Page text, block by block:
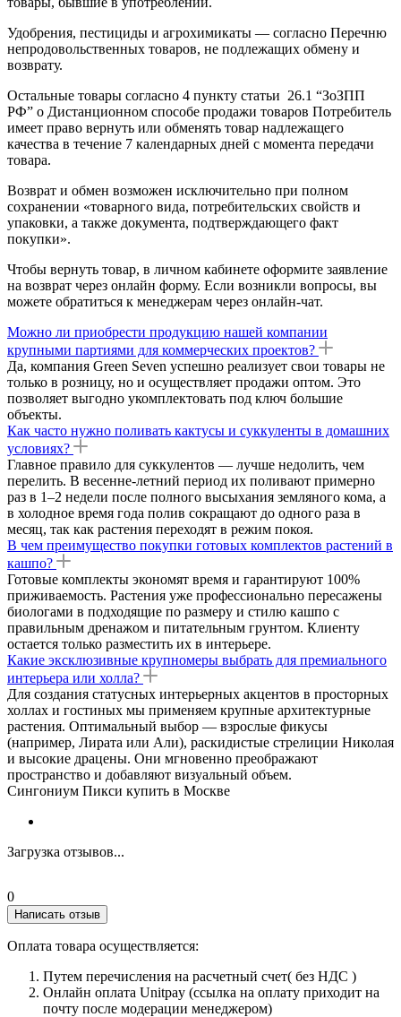
Удобрения, пестициды и агрохимикаты — согласно Перечню
непродовольственных товаров, не подлежащих обмену и
возврату.
Остальные товары согласно 4 пункту статьи 26.1 “ЗоЗПП
РФ” о Дистанционном способе продажи товаров Потребитель
имеет право вернуть или обменять товар надлежащего
качества в течение 7 календарных дней с момента передачи
товара.
Возврат и обмен возможен исключительно при полном
сохранении «товарного вида, потребительских свойств и
упаковки, а также документа, подтверждающего факт
покупки».
Чтобы вернуть товар, в личном кабинете оформите заявление
на возврат через онлайн форму. Если возникли вопросы, вы
можете обратиться к менеджерам через онлайн-чат.
Можно ли приобрести продукцию нашей компании
крупными партиями для коммерческих проектов?
Да, компания Green Seven успешно реализует свои товары не
только в розницу, но и осуществляет продажи оптом. Это
позволяет выгодно укомплектовать под ключ большие
объекты.
Как часто нужно поливать кактусы и суккуленты в домашних
условиях?
Главное правило для суккулентов — лучше недолить, чем
перелить. В весенне-летний период их поливают примерно
раз в 1–2 недели после полного высыхания земляного кома, а
в холодное время года полив сокращают до одного раза в
месяц, так как растения переходят в режим покоя.
В чем преимущество покупки готовых комплектов растений в
кашпо?
Готовые комплекты экономят время и гарантируют 100%
приживаемость. Растения уже профессионально пересажены
биологами в подходящие по размеру и стилю кашпо с
правильным дренажом и питательным грунтом. Клиенту
остается только разместить их в интерьере.
Какие эксклюзивные крупномеры выбрать для премиального
интерьера или холла?
Для создания статусных интерьерных акцентов в просторных
холлах и гостиных мы применяем крупные архитектурные
растения. Оптимальный выбор — взрослые фикусы
(например, Лирата или Али), раскидистые стрелиции Николая
и высокие драцены. Они мгновенно преображают
пространство и добавляют визуальный объем.
Сингониум Пикси купить в Москве
Загрузка отзывов...
0
Написать отзыв
Оплата товара осуществляется:
Путем перечисления на расчетный счет( без НДС )
Онлайн оплата Unitpay (ссылка на оплату приходит на
почту после модерации менеджером)